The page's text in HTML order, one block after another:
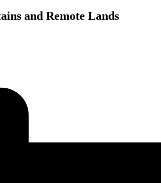
and Remote Lands​